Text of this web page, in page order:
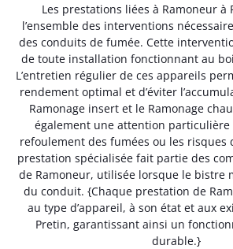
Les prestations liées à Ramoneur à
l’ensemble des interventions
des conduits de fumée. Cette
de toute installation fonctionnant au
L’entretien régulier de ces appareils
rendement optimal et d’éviter
Ramonage insert et le Ramonage
également une attention
refoulement des fumées ou les risques
prestation spécialisée fait partie des
de Ramoneur, utilisée lorsque le bistre
du conduit. {Chaque prestation de
au type d’appareil, à son état et aux
Pretin, garantissant ainsi un
durable.}